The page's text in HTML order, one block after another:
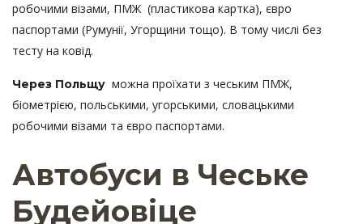
робочими візами, ПМЖ (пластикова картка), євро
паспортами (Румунії, Угорщини тощо). В тому числі без
тесту на ковід.
Через Польщу можна проїхати з чеським ПМЖ,
біометрією, польськими, угорськими, словацькими
робочими візами та євро паспортами.
Автобуси в Чеське
Будейовіце